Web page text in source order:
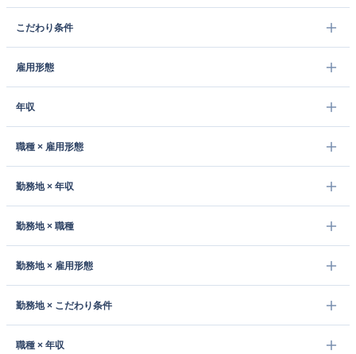
こだわり条件
雇用形態
年収
職種 × 雇用形態
勤務地 × 年収
勤務地 × 職種
勤務地 × 雇用形態
勤務地 × こだわり条件
職種 × 年収